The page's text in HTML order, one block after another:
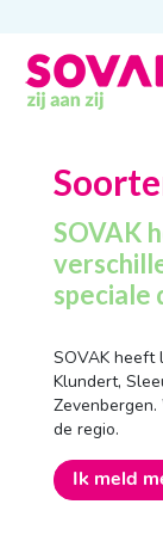
Anderen
Wonen
Dagbesteding
Behandelingen
Contact
SOVAK
speciale
SOVAK heeft
Klundert,
de regio.
Ik meld